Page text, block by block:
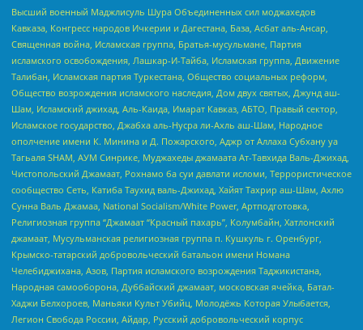
Высший военный Маджлисуль Шура Объединенных сил моджахедов
Кавказа, Конгресс народов Ичкерии и Дагестана, База, Асбат аль-Ансар,
Священная война, Исламская группа, Братья-мусульмане, Партия
исламского освобождения, Лашкар-И-Тайба, Исламская группа, Движение
Талибан, Исламская партия Туркестана, Общество социальных реформ,
Общество возрождения исламского наследия, Дом двух святых, Джунд аш-
Шам, Исламский джихад, Аль-Каида, Имарат Кавказ, АБТО, Правый сектор,
Исламское государство, Джабха аль-Нусра ли-Ахль аш-Шам, Народное
ополчение имени К. Минина и Д. Пожарского, Аджр от Аллаха Субхану уа
Тагьаля SHAM, АУМ Синрике, Муджахеды джамаата Ат-Тавхида Валь-Джихад,
Чистопольский Джамаат, Рохнамо ба суи давлати исломи, Террористическое
сообщество Сеть, Катиба Таухид валь-Джихад, Хайят Тахрир аш-Шам, Ахлю
Сунна Валь Джамаа, National Socialism/White Power, Артподготовка,
Религиозная группа “Джамаат “Красный пахарь”, Колумбайн, Хатлонский
джамаат, Мусульманская религиозная группа п. Кушкуль г. Оренбург,
Крымско-татарский добровольческий батальон имени Номана
Челебиджихана, Азов, Партия исламского возрождения Таджикистана,
Народная самооборона, Дуббайский джамаат, московская ячейка, Батал-
Хаджи Белхороев, Маньяки Культ Убийц, Молодёжь Которая Улыбается,
Легион Свобода России, Айдар, Русский добровольческий корпус